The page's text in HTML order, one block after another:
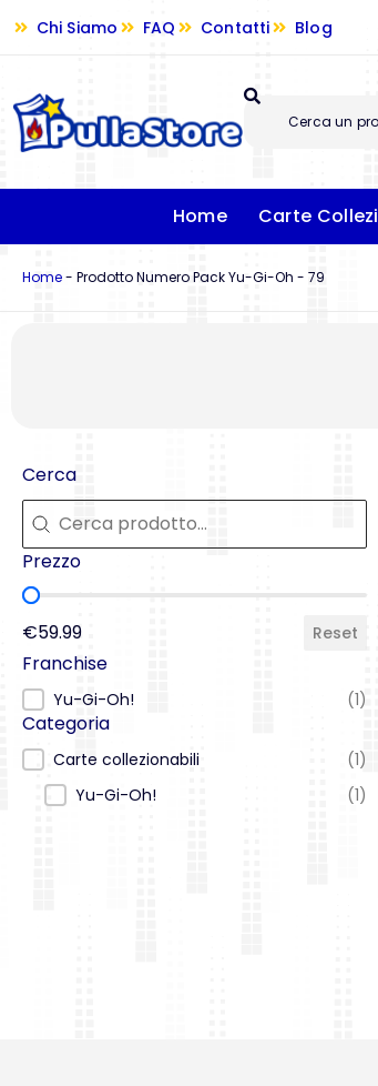
Chi Siamo FAQ Contatti Blog
Home Carte
Home- Prodotto Numero Pack Yu-Gi-Oh - 79
Cerca
Cerca
Cerca
Prezzo
Prezzo
€59.99
Reset
Franchise
Franchise
Yu-Gi-Oh! (1)
Categoria
Categoria
Carte collezionabili
(1)
Yu-Gi-Oh!
(1)